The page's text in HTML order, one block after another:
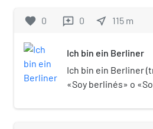
favorite 0 reviews 0 near_me 115 m
Ich bin ein Berliner
Ich bin ein Berliner
«Soy berlinés» o
por el presidente de